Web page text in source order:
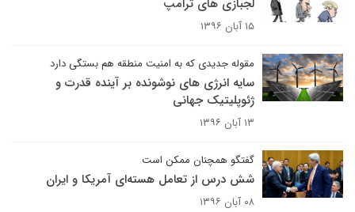
لجبازی های ترامپ
۱۵ آبان ۱۳۹۶
مقوله جدیدی که به امنیت منطقه هم بستگی دارد
سایه انرژی های نوشونده بر آینده قدرت و
ژئوپلیتیک جهانی
۱۳ آبان ۱۳۹۶
گفتگو همچنان ممکن است
شش درس از تعامل هسته‌ای آمریکا و ایران
۰۸ آبان ۱۳۹۶